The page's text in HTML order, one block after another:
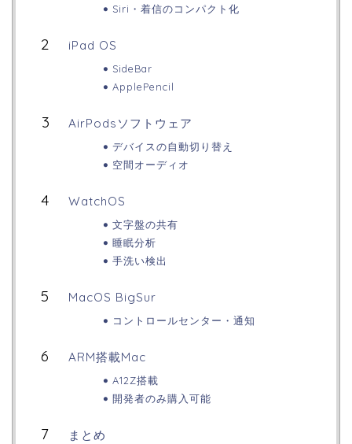
Siri・着信のコンパクト化
iPad OS
SideBar
ApplePencil
AirPodsソフトウェア
デバイスの自動切り替え
空間オーディオ
WatchOS
文字盤の共有
睡眠分析
手洗い検出
MacOS BigSur
コントロールセンター・通知
ARM搭載Mac
A12Z搭載
開発者のみ購入可能
まとめ